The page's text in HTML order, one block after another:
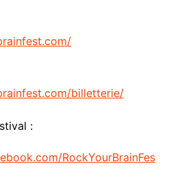
billetterie/
:
RockYourBrainFes